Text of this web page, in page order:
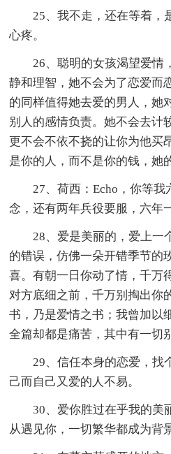
25、我不走，还在等着，
心疼。
26、聪明的女孩渴望爱情
静和理智，她不会为了恋爱而
的同样值得她去爱的男人，她
别人的感情负责。她不会去计
更不会不依不挠的让你为他买
是你的人，而不是你的钱，她
27、荷西：Echo，你等
念，还有两年兵役要服，六年
28、爱是美丽的，爱上一
的错误，仿佛一朵开错季节的
喜。有朝一日你动了情，千万
对方底细之前，千万别掏出你
书，乃是爱情之书；我曾加以
全篇却都是痛苦，其中有一切
29、信任本身的恋爱，找
己而自己又爱的人不易。
30、爱你胜过在乎我的美
从遇见你，一切繁华都成为背